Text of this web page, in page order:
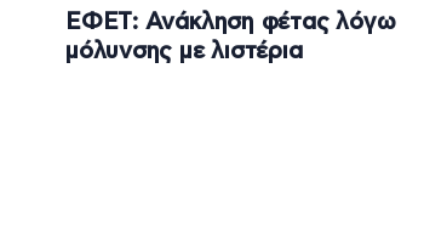
ΕΦΕΤ: Ανάκληση φέτας λόγω
μόλυνσης με λιστέρια